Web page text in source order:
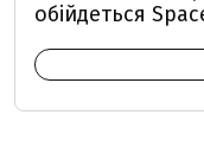
обійдеться